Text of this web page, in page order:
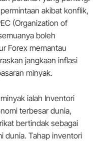
akibat konflik,
(Organization of
boleh
Forex memantau
jangkaan inflasi
minyak.
ialah Inventori
terbesar dunia,
bertindak sebagai
dunia. Tahap inventori